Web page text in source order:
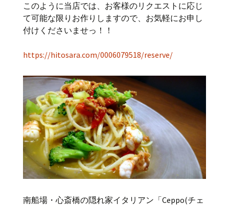
このように当店では、お客様のリクエストに応じ
て可能な限りお作りしますので、お気軽にお申し
付けくださいませっ！！
https://hitosara.com/0006079518/reserve/
南船場・心斎橋の隠れ家イタリアン「Ceppo(チェ